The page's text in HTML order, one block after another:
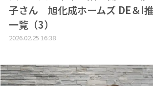
出版物
会社概要
子さん 旭化成ホームズ DE＆I
一覧（3）
2026.02.25 16:38